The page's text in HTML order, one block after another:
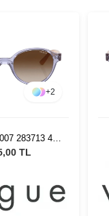
+2
283713 45
Gözlüğü
TL